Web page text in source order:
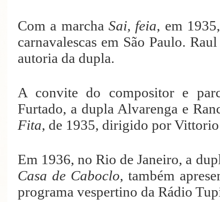
Com a marchaSai, feia, em
carnavalescas em São Paulo.
autoria da dupla.
A convite do compositor e
Furtado, a dupla Alvarenga e
Fita, de 1935, dirigido por
Em 1936, no Rio de Janeiro, a
Casa de Caboclo, também
programa vespertino da Rádio